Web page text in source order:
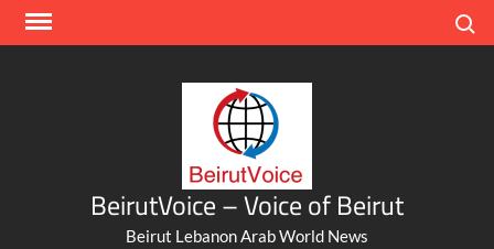
Skip
BeirutVoice – Voice of Beirut
Beirut Lebanon Arab World News